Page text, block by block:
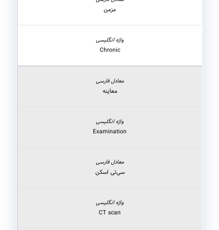
مزمن
Chronic
معاینه
Examination
سی‌تی اسکن
CT scan